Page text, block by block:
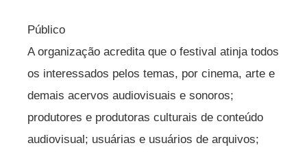
Público
A organização acredita que o festival atinja todos
os interessados pelos temas, por cinema, arte e
demais acervos audiovisuais e sonoros;
produtores e produtoras culturais de conteúdo
audiovisual; usuárias e usuários de arquivos;